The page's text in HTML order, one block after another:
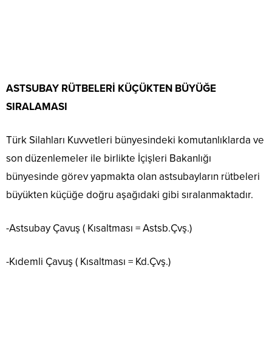
ASTSUBAY RÜTBELERİ KÜÇÜKTEN BÜYÜĞE
SIRALAMASI
Türk Silahları Kuvvetleri bünyesindeki komutanlıklarda ve
son düzenlemeler ile birlikte İçişleri Bakanlığı
bünyesinde görev yapmakta olan astsubayların rütbeleri
büyükten küçüğe doğru aşağıdaki gibi sıralanmaktadır.
-Astsubay Çavuş ( Kısaltması = Astsb.Çvş.)
-Kıdemli Çavuş ( Kısaltması = Kd.Çvş.)